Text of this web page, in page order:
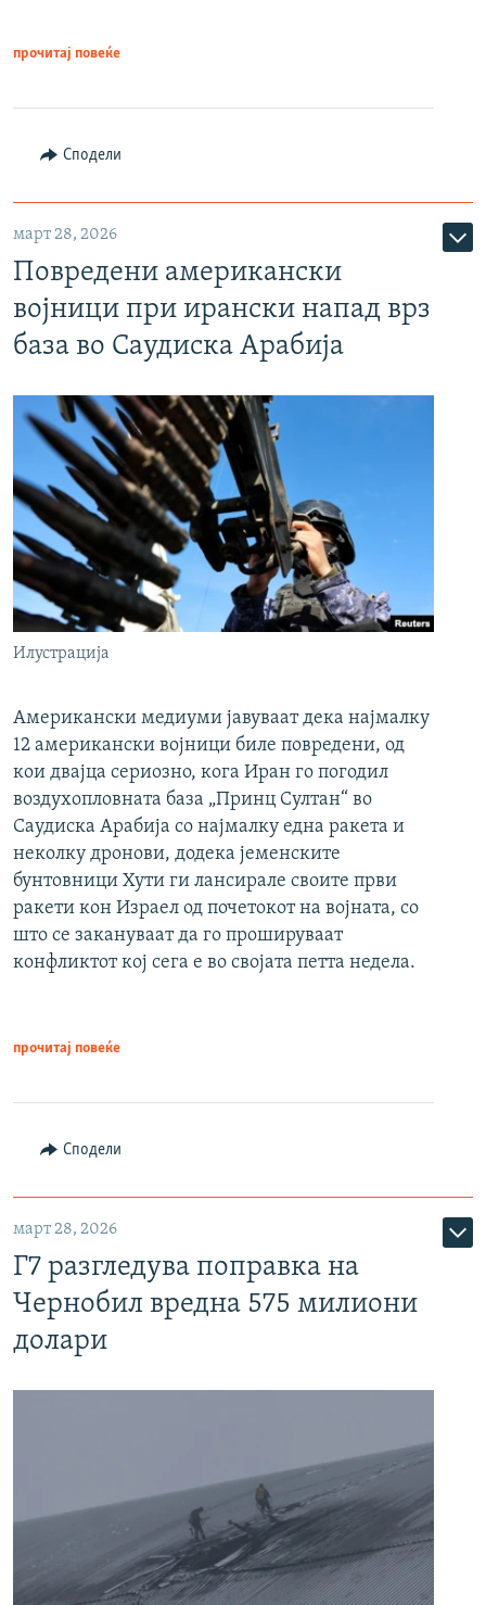
прочитај повеќе
Сподели
март 28, 2026
Повредени американски
војници при ирански напад врз
база во Саудиска Арабија
Илустрација
Американски медиуми јавуваат дека најмалку
12 американски војници биле повредени, од
кои двајца сериозно, кога Иран го погодил
воздухопловната база „Принц Султан“ во
Саудиска Арабија со најмалку една ракета и
неколку дронови, додека јеменските
бунтовници Хути ги лансирале своите први
ракети кон Израел од почетокот на војната, со
што се закануваат да го прошируваат
конфликтот кој сега е во својата петта недела.
прочитај повеќе
Сподели
март 28, 2026
Г7 разгледува поправка на
Чернобил вредна 575 милиони
долари